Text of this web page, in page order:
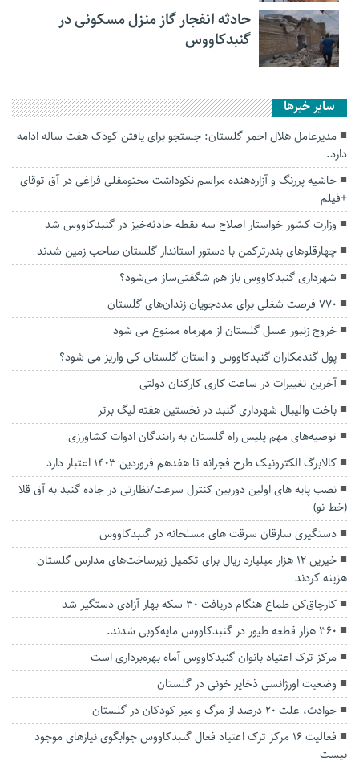
حادثه انفجار گاز منزل مسکونی در
گنبدکاووس
سایر خبرها
مدیرعامل هلال احمر گلستان: جستجو برای یافتن کودک هفت ساله ادامه
دارد.
حاشیه پررنگ و آزاردهنده مراسم نکوداشت مختومقلی فراغی در آق توقای
+فیلم
وزارت کشور خواستار اصلاح سه نقطه حادثه‌خیز در گنبدکاووس شد
چهارقلوهای بندرترکمن با دستور استاندار گلستان صاحب زمین شدند
شهرداری گنبدکاووس باز هم شگفتی‌ساز می‌شود؟
۷۷۰ فرصت شغلی برای مددجویان زندان‌های گلستان
خروج زنبور عسل گلستان از مهرماه ممنوع می شود
پول گندمکاران گنبدکاووس و استان گلستان کی واریز می شود؟
آخرین تغییرات در ساعت کاری کارکنان دولتی
باخت والیبال شهرداری گنبد در نخستین هفته لیگ برتر
توصیه‌های مهم پلیس راه گلستان به رانندگان ادوات کشاورزی
کالابرگ الکترونیک طرح فجرانه تا هفدهم فروردین ۱۴۰۳ اعتبار دارد
نصب پایه های اولین دوربین کنترل سرعت/نظارتی در جاده گنبد به آق قلا
(خط نو)
دستگيری سارقان سرقت های مسلحانه در گنبدكاووس
خیرین ۱۲ هزار میلیارد ریال برای تکمیل زیرساخت‌های مدارس گلستان
هزینه کردند
کارچاق‌کن طماع هنگام دریافت ۳۰ سکه بهار آزادی دستگیر شد
۳۶۰ هزار قطعه طیور در گنبدکاووس مایه‌کوبی شدند.
مرکز ترک اعتیاد بانوان گنبدکاووس آماه بهره‌برداری است
وضعیت اورژانسی ذخایر خونی در گلستان
حوادث، علت ۲۰ درصد از مرگ‌ و‌ میر کودکان در گلستان
فعالیت ۱۶ مرکز ترک اعتیاد فعال گنبدکاووس جوابگوی نیازهای موجود
نیست